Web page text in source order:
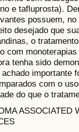
e tafluprosta).
possuem,
desejado que
o
com
tenha sido
importante
com o
do que o
ASSOCIATED